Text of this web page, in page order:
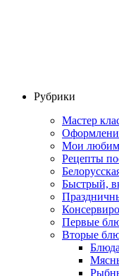
Рубрики
Мастер
Мои
Рецепты
Быстрый,
Первые
Вторые